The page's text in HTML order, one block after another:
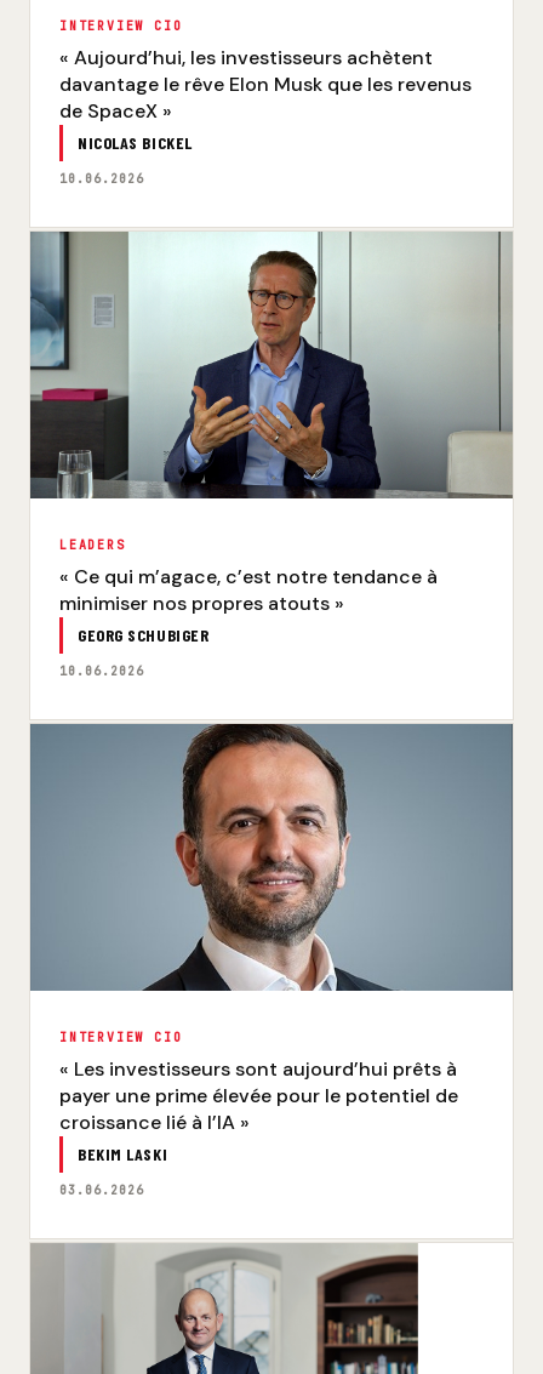
INTERVIEW CIO
« Aujourd’hui, les investisseurs achètent
davantage le rêve Elon Musk que les revenus
de SpaceX »
NICOLAS BICKEL
10.06.2026
LEADERS
« Ce qui m’agace, c’est notre tendance à
minimiser nos propres atouts »
GEORG SCHUBIGER
10.06.2026
INTERVIEW CIO
« Les investisseurs sont aujourd’hui prêts à
payer une prime élevée pour le potentiel de
croissance lié à l’IA »
BEKIM LASKI
03.06.2026